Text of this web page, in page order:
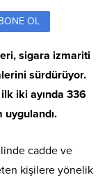
OL
sigara izmariti
sürdürüyor.
ilk iki ayında 336
cadde ve
kişilere yönelik